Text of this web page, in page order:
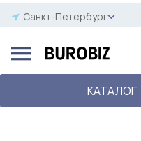
Санкт-Петербург
КАТАЛОГ